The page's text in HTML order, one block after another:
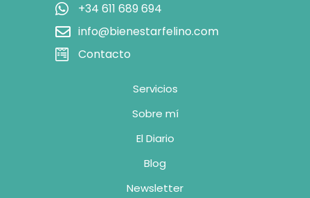
+34 611 689 694
info@bienestarfelino.com
Contacto
Servicios
Sobre mí
El Diario
Blog
Newsletter